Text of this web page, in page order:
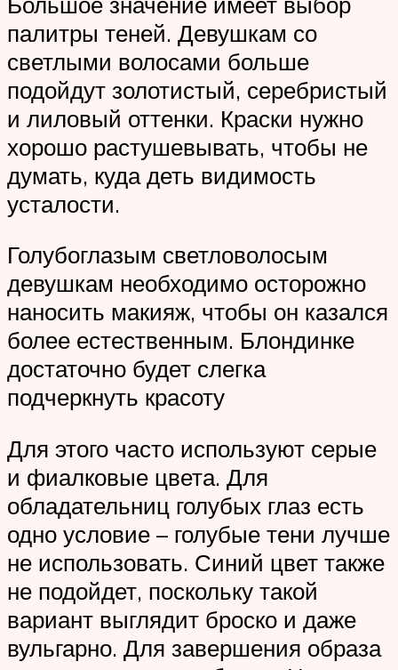
палитры теней. Девушкам со
светлыми волосами больше
подойдут золотистый, серебристый
и лиловый оттенки. Краски нужно
хорошо растушевывать, чтобы не
думать, куда деть видимость
усталости.
Голубоглазым светловолосым
девушкам необходимо осторожно
наносить макияж, чтобы он казался
более естественным. Блондинке
достаточно будет слегка
подчеркнуть красоту
Для этого часто используют серые
и фиалковые цвета. Для
обладательниц голубых глаз есть
одно условие – голубые тени лучше
не использовать. Синий цвет также
не подойдет, поскольку такой
вариант выглядит броско и даже
вульгарно. Для завершения образа